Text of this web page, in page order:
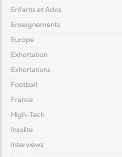
Enfants et Ados
Enseignements
Europe
Exhortation
Exhortations
Football
France
High-Tech
Insolite
Interviews